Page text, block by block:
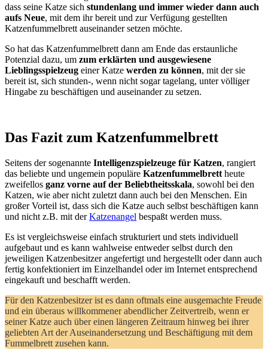
dass seine Katze sich stundenlang und immer wieder dann auch
aufs Neue, mit dem ihr bereit und zur Verfügung gestellten
Katzenfummelbrett auseinander setzen möchte.
So hat das Katzenfummelbrett dann am Ende das erstaunliche
Potenzial dazu, um zum erklärten und ausgewiesene
Lieblingsspielzeug einer Katze werden zu können, mit der sie
bereit ist, sich stunden-, wenn nicht sogar tagelang, unter völliger
Hingabe zu beschäftigen und auseinander zu setzen.
Das Fazit zum Katzenfummelbrett
Seitens der sogenannte Intelligenzspielzeuge für Katzen, rangiert
das beliebte und ungemein populäre Katzenfummelbrett heute
zweifellos ganz vorne auf der Beliebtheitsskala, sowohl bei den
Katzen, wie aber nicht zuletzt dann auch bei den Menschen. Ein
großer Vorteil ist, dass sich die Katze auch selbst beschäftigen kann
und nicht z.B. mit derKatzenangel bespaßt werden muss.
Es ist vergleichsweise einfach strukturiert und stets individuell
aufgebaut und es kann wahlweise entweder selbst durch den
jeweiligen Katzenbesitzer angefertigt und hergestellt oder dann auch
fertig konfektioniert im Einzelhandel oder im Internet entsprechend
eingekauft und beschafft werden.
Für den Katzenbesitzer ist es dann oftmals eine ausgemachte Freude
und ein überaus willkommener abendlicher Zeitvertreib, wenn er
seiner Katze auch über einen längeren Zeitraum hinweg bei ihrer
geliebten Art der Auseinandersetzung und Beschäftigung mit dem
Fummelbrett zusehen kann.